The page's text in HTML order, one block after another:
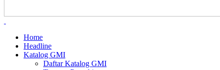
Home
Headline
Katalog GMI
Daftar Katalog GMI